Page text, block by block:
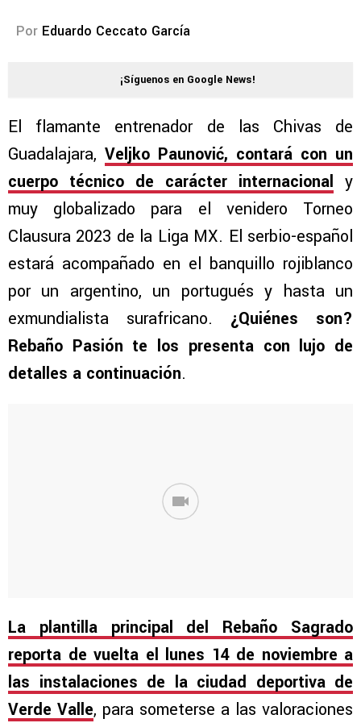
Por Eduardo Ceccato García
¡Síguenos en Google News!
El flamante entrenador de las Chivas de
Guadalajara, Veljko Paunović, contará con un
cuerpo técnico de carácter internacional y
muy globalizado para el venidero Torneo
Clausura 2023 de la Liga MX. El serbio-español
estará acompañado en el banquillo rojiblanco
por un argentino, un portugués y hasta un
exmundialista surafricano. ¿Quiénes son?
Rebaño Pasión te los presenta con lujo de
detalles a continuación.
La plantilla principal del Rebaño Sagrado
reporta de vuelta el lunes 14 de noviembre a
las instalaciones de la ciudad deportiva de
Verde Valle, para someterse a las valoraciones